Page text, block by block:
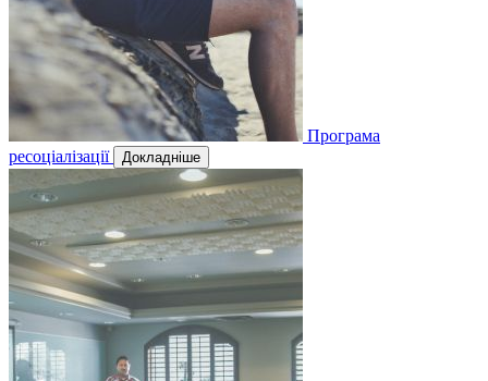
Програма
ресоціалізації
Докладніше